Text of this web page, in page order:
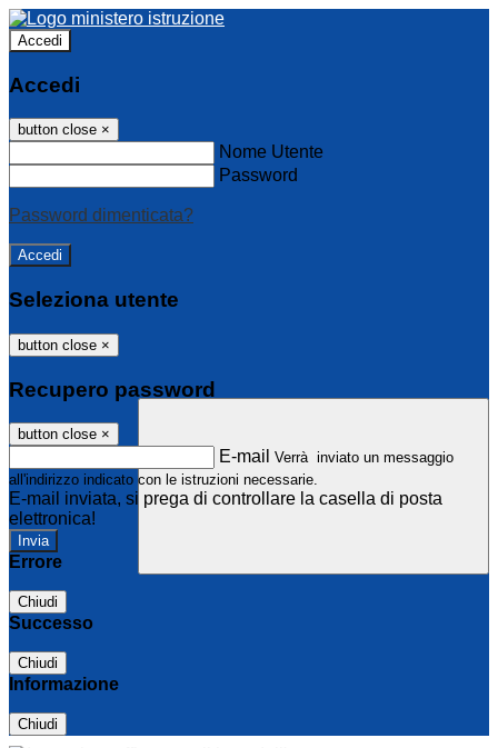
Accedi
Accedi
button close ×
Nome Utente
Password
Password dimenticata?
Seleziona utente
button close ×
Recupero password
button close ×
E-mail Verrà inviato un messaggio
all'indirizzo indicato con le istruzioni necessarie.
E-mail inviata, si prega di controllare la casella di posta
elettronica!
Errore
Chiudi
Successo
Chiudi
Informazione
Chiudi